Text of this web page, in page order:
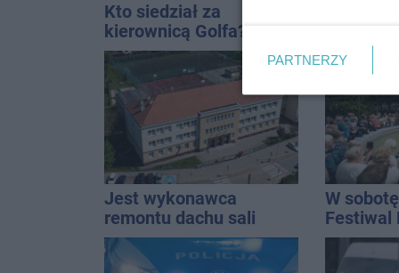
Kto siedział za
kierownicą Golfa?
Kierowca zbiegł po
kolizji
Golfa
Jest wykonawca
remontu dachu sali
gimastycznej
W
Festiwal
PARTNERZY